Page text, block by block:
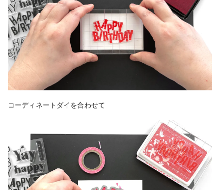
コーディネートダイを合わせて